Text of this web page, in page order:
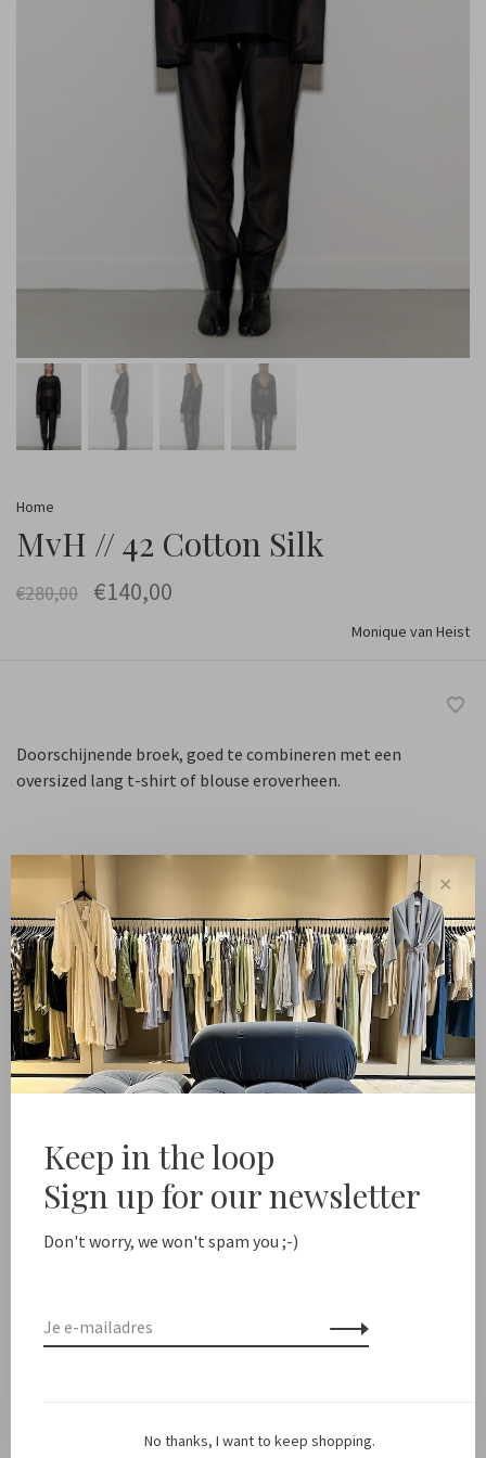
Home
MvH // 42 Cotton Silk
€280,00 €140,00
Monique van Heist
Doorschijnende broek, goed te combineren met een
oversized lang t-shirt of blouse eroverheen.
Kleur:
Maat: L
Aantal: +
-
Toevoegen aan winkelwagen
shipping from NL €100 / EU1 €200
Delivery time
Deel dit product: Facebook Twitter Pinterest
Pasvorm: Valt op maat
✕
Keep in the loop
Sign up for our newsletter
Don't worry, we won't spam you ;-)
No thanks, I want to keep shopping.